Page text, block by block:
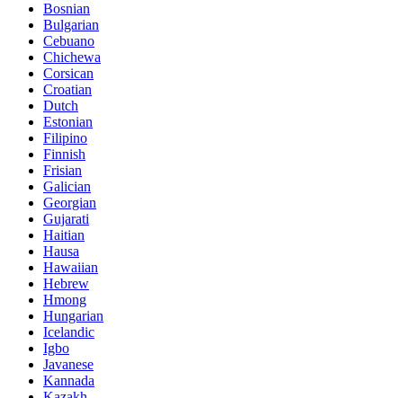
Bosnian
Bulgarian
Cebuano
Chichewa
Corsican
Croatian
Dutch
Estonian
Filipino
Finnish
Frisian
Galician
Georgian
Gujarati
Haitian
Hausa
Hawaiian
Hebrew
Hmong
Hungarian
Icelandic
Igbo
Javanese
Kannada